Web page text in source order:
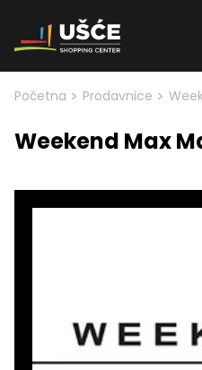
Skip to content
Početna > Prodavnice >
Weekend Max